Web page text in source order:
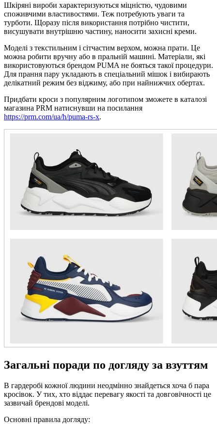
Шкіряні вироби характеризуються міцністю, чудовими
споживчими властивостями. Теж потребують уваги та
турботи. Щоразу після використання потрібно чистити,
висушувати внутрішню частину, наносити захисні креми.
Моделі з текстильним і сітчастим верхом, можна прати. Це
можна робити вручну або в пральній машині. Матеріали, які
використовуються брендом PUMA не бояться такої процедури.
Для прання пару укладають в спеціальний мішок і вибирають
делікатний режим без віджиму, або при найнижчих обертах.
Придбати кроси з популярним логотипом зможете в каталозі
магазина PRM натиснувши на посилання
https://prm.com/ua/h/puma-rs-x.
Загальні поради по догляду за взуттям
В гардеробі кожної людини неодмінно знайдеться хоча б пара
кросівок. У тих, хто віддає перевагу якості та довговічності це
зазвичай брендові моделі.
Основні правила догляду: